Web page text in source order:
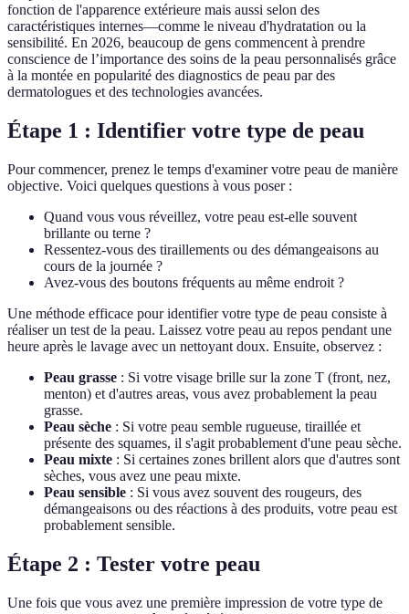
fonction de l'apparence extérieure mais aussi selon des
caractéristiques internes—comme le niveau d'hydratation ou la
sensibilité. En 2026, beaucoup de gens commencent à prendre
conscience de l’importance des soins de la peau personnalisés grâce
à la montée en popularité des diagnostics de peau par des
dermatologues et des technologies avancées.
Étape 1 : Identifier votre type de peau
Pour commencer, prenez le temps d'examiner votre peau de manière
objective. Voici quelques questions à vous poser :
Quand vous vous réveillez, votre peau est-elle souvent
brillante ou terne ?
Ressentez-vous des tiraillements ou des démangeaisons au
cours de la journée ?
Avez-vous des boutons fréquents au même endroit ?
Une méthode efficace pour identifier votre type de peau consiste à
réaliser un test de la peau. Laissez votre peau au repos pendant une
heure après le lavage avec un nettoyant doux. Ensuite, observez :
Peau grasse : Si votre visage brille sur la zone T (front, nez,
menton) et d'autres areas, vous avez probablement la peau
grasse.
Peau sèche : Si votre peau semble rugueuse, tiraillée et
présente des squames, il s'agit probablement d'une peau sèche.
Peau mixte : Si certaines zones brillent alors que d'autres sont
sèches, vous avez une peau mixte.
Peau sensible : Si vous avez souvent des rougeurs, des
démangeaisons ou des réactions à des produits, votre peau est
probablement sensible.
Étape 2 : Tester votre peau
Une fois que vous avez une première impression de votre type de